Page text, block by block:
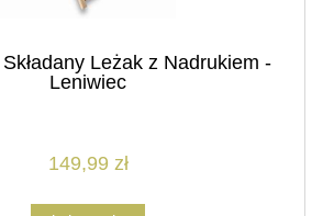
Leżak z Nadrukiem -
Leniwiec
149,99 zł